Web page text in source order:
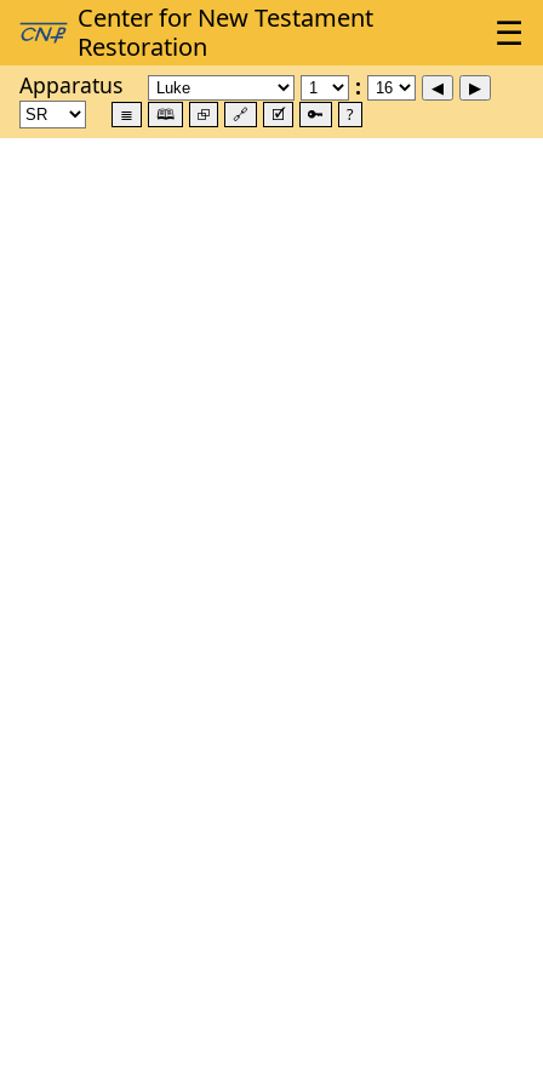
Apparatus
≣ 🕮 ⮺ 🔗 🗹 🔑 ?